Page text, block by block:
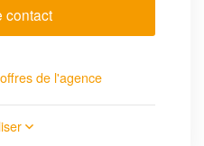
contact
de l'agence